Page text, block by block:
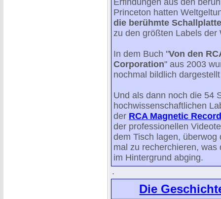
Erfindungen aus den
Princeton hatten
die berühmte
zu den größten Labels der
In dem Buch "Von den
Corporation" aus 2003
nochmal bildlich
Und als dann noch die 54
hochwissenschaftlichen
der RCA Magnetic
der professionellen
dem Tisch lagen, überwog
mal zu recherchieren, was
im Hintergrund abging.
.
Die